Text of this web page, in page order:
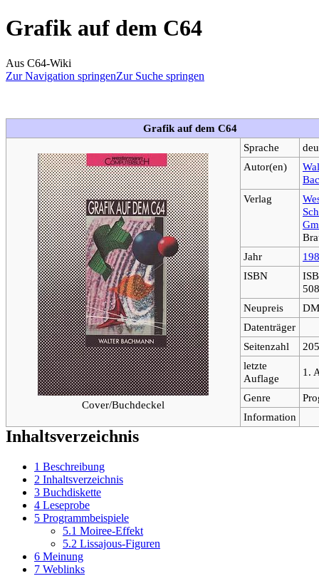
Grafik auf dem C64
Aus C64-Wiki
Zur Navigation springenZur Suche springen
Grafik auf dem C64
Cover/Buchdeckel
Sprache
Autor(en)
Verlag
Jahr
ISBN
Neupreis
Datenträger
Seitenzahl
205
letzte
Auflage
1.
Genre
Information
Inhaltsverzeichnis
1 Beschreibung
2 Inhaltsverzeichnis
3 Buchdiskette
4 Leseprobe
5 Programmbeispiele
5.1 Moiree-Effekt
5.2 Lissajous-Figuren
6 Meinung
7 Weblinks